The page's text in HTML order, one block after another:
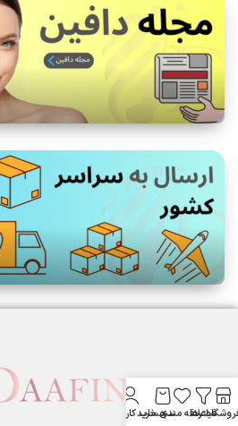
فیلترها
علاقه مندیسبد خرید
حساب کاربری من